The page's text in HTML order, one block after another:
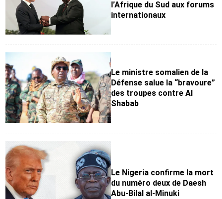
l’Afrique du Sud aux forums
internationaux
Le ministre somalien de la
Défense salue la “bravoure”
des troupes contre Al
Shabab
Le Nigeria confirme la mort
du numéro deux de Daesh
Abu-Bilal al-Minuki